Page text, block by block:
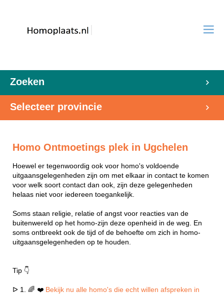
Zoeken
Selecteer provincie
Homo Ontmoetings plek in Ugchelen
Hoewel er tegenwoordig ook voor homo's voldoende
uitgaansgelegenheden zijn om met elkaar in contact te komen
voor welk soort contact dan ook, zijn deze gelegenheden
helaas niet voor iedereen toegankelijk.
Soms staan religie, relatie of angst voor reacties van de
buitenwereld op het homo-zijn deze openheid in de weg. En
soms ontbreekt ook de tijd of de behoefte om zich in homo-
uitgaansgelegenheden op te houden.
Tip 👇
ᐅ 1. 🌈 ❤️ Bekijk nu alle homo's die echt willen afspreken in